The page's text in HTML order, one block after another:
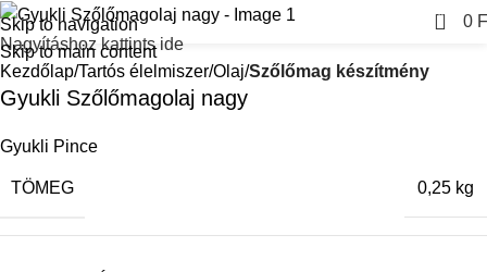
Skip to navigation
Skip to main content
0 0
Nagyításhoz kattints ide
Kezdőlap Tartós élelmiszer Olaj Szőlőmag készítmény
Gyukli Szőlőmagolaj nagy
Gyukli Pince
TÖMEG 0,25 kg